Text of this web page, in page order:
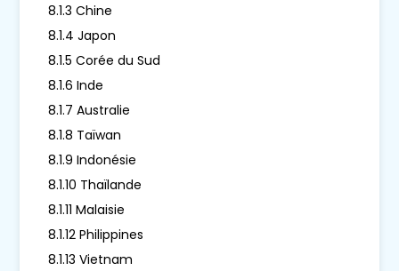
8.1.3 Chine
8.1.4 Japon
8.1.5 Corée du Sud
8.1.6 Inde
8.1.7 Australie
8.1.8 Taïwan
8.1.9 Indonésie
8.1.10 Thaïlande
8.1.11 Malaisie
8.1.12 Philippines
8.1.13 Vietnam